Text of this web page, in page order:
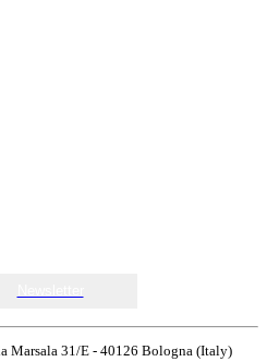
Marsala 31/E - 40126 Bologna (Italy)